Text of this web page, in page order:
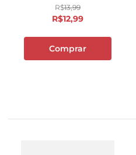
R$13,99
R$12,99
Comprar